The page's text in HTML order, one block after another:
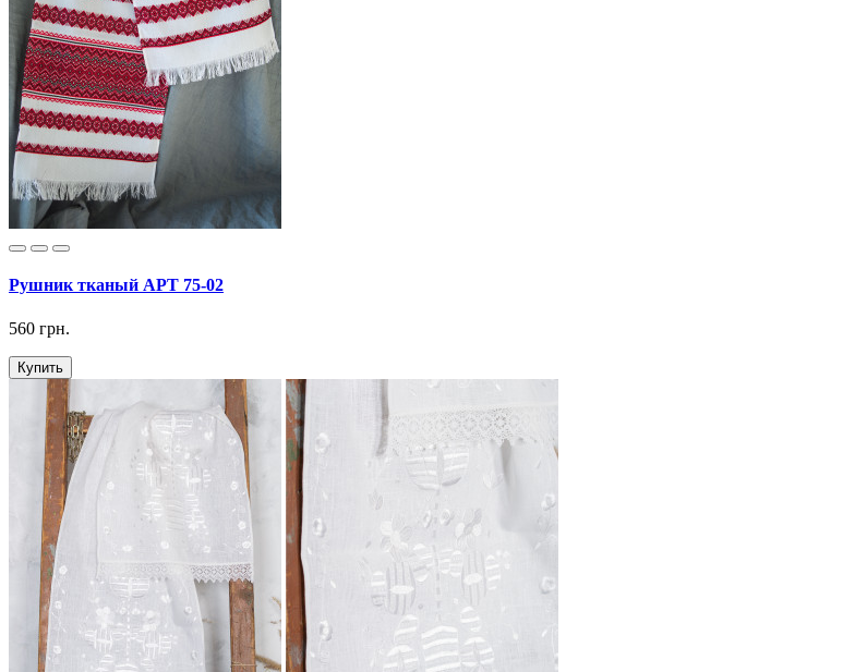
Рушник тканый АРТ 75-02
560 грн.
Купить